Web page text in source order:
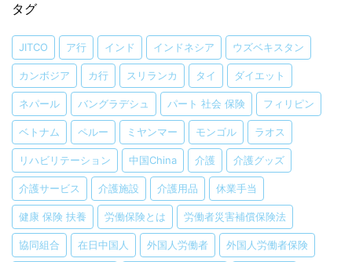
タグ
JITCO ア行 インド インドネシア ウズベキスタン
カンボジア カ行 スリランカ タイ ダイエット
ネパール バングラデシュ パート 社会 保険 フィリピン
ベトナム ペルー ミヤンマー モンゴル ラオス
リハビリテーション 中国China 介護 介護グッズ
介護サービス 介護施設 介護用品 休業手当
健康 保険 扶養 労働保険とは 労働者災害補償保険法
協同組合 在日中国人 外国人労働者 外国人労働者保険